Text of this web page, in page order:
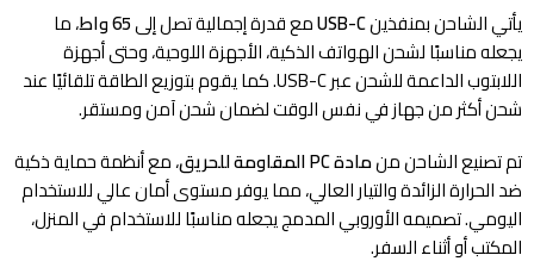
يأتي الشاحن بمنفذينUSB-Cمع قدرة إجمالية تصل إلى65 واط
، ما
يجعله مناسبًا لشحن الهواتف الذكية، الأجهزة اللوحية، وحتى أجهزة
اللابتوب الداعمة للشحن عبر USB-C. كما يقوم بتوزيع الطاقة تلقائيًا عند
شحن أكثر من جهاز في نفس الوقت لضمان شحن آمن ومستقر.
تم تصنيع الشاحن منمادة PC المقاومة للحريق
، مع أنظمة حماية ذكية
ضد الحرارة الزائدة والتيار العالي، مما يوفر مستوى أمان عالي للاستخدام
اليومي. تصميمه الأوروبي المدمج يجعله مناسبًا للاستخدام في المنزل،
المكتب أو أثناء السفر.